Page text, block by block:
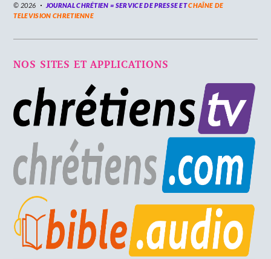
© 2026 JOURNAL CHRÉTIEN = SERVICE DE PRESSE ETCHAÎNE DE
TELEVISION CHRETIENNE
NOS SITES ET APPLICATIONS